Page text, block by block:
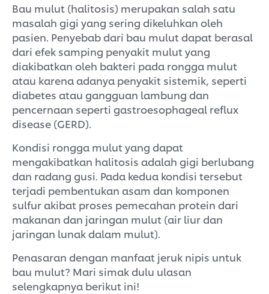
Bau mulut (halitosis) merupakan salah satu
masalah gigi yang sering dikeluhkan oleh
pasien. Penyebab dari bau mulut dapat berasal
dari efek samping penyakit mulut yang
diakibatkan oleh bakteri pada rongga mulut
atau karena adanya penyakit sistemik, seperti
diabetes atau gangguan lambung dan
pencernaan seperti gastroesophageal reflux
disease (GERD).
Kondisi rongga mulut yang dapat
mengakibatkan halitosis adalah gigi berlubang
dan radang gusi. Pada kedua kondisi tersebut
terjadi pembentukan asam dan komponen
sulfur akibat proses pemecahan protein dari
makanan dan jaringan mulut (air liur dan
jaringan lunak dalam mulut).
Penasaran dengan manfaat jeruk nipis untuk
bau mulut? Mari simak dulu ulasan
selengkapnya berikut ini!